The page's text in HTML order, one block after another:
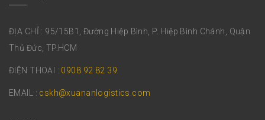
ĐỊA CHỈ : 95/15B1, Đường Hiệp Bình, P. Hiệp Bình Chánh, Quận
Thủ Đức, TP.HCM
ĐIỆN THOẠI : 0908 92 82 39
EMAIL : cskh@xuananlogistics.com